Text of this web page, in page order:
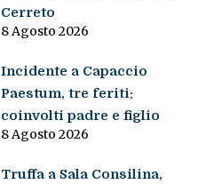
Cerreto
8 Agosto 2026
Incidente a Capaccio
Paestum, tre feriti:
coinvolti padre e figlio
8 Agosto 2026
Truffa a Sala Consilina,